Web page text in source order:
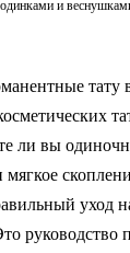
и
тату
ли вы
уход
руководство